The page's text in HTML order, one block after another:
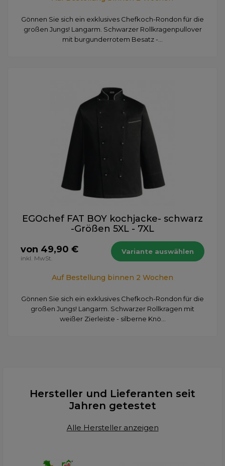
Gönnen Sie sich ein exklusives Chefkoch-Rondon für die
großen Jungs! Langarm. Schwarzer Rollkragenpullover
mit burgunderrotem Besatz -...
EGOchef FAT BOY kochjacke- schwarz
-Größen 5XL - 7XL
von 49,90 €
inkl. MwSt.
Variante auswählen
Auf Bestellung binnen 2 Wochen
Gönnen Sie sich ein exklusives Chefkoch-Rondon für die
großen Jungs! Langarm. Schwarzer Rollkragen mit
weißer Zierleiste - silberne Knö...
Hersteller und Lieferanten seit
Jahren getestet
Alle Hersteller anzeigen